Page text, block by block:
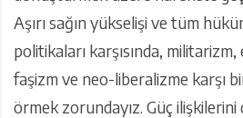
Aşırı sağın yükselişi ve tüm
politikaları karşısında,
faşizm ve neo-liberalizme karşı
örmek zorundayız. Güç ilişkilerini